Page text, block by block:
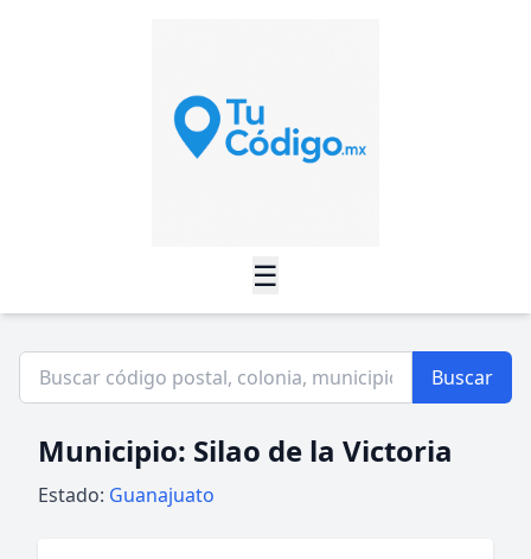
☰
Buscar
Municipio: Silao de la Victoria
Estado: Guanajuato